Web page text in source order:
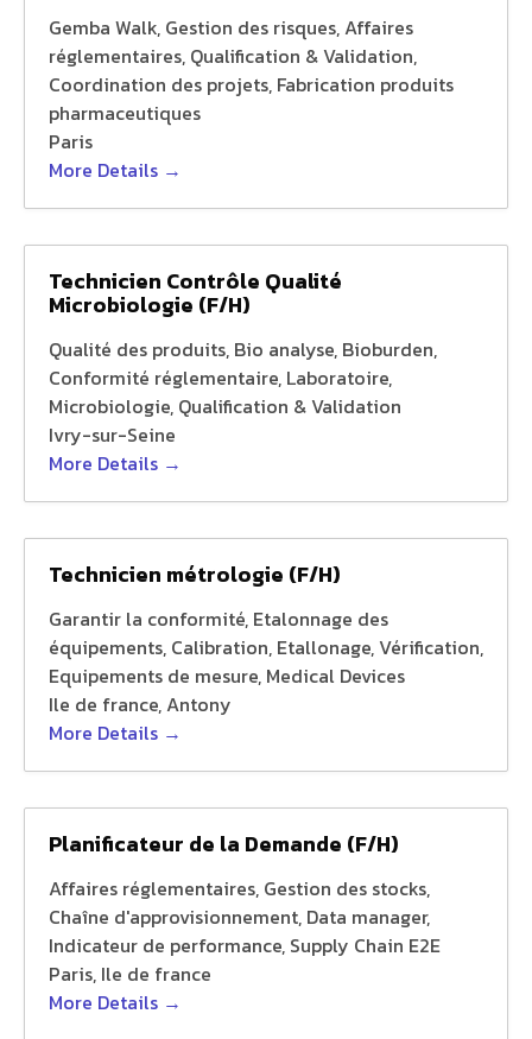
Gemba Walk Gestion des risques Affaires
réglementaires Qualification & Validation
Coordination des projets Fabrication produits
pharmaceutiques
Paris
More Details
Technicien Contrôle Qualité
Microbiologie (F/H)
Qualité des produits Bio analyse Bioburden
Conformité réglementaire Laboratoire
Microbiologie Qualification & Validation
Ivry-sur-Seine
More Details
Technicien métrologie (F/H)
Garantir la conformité Etalonnage des
équipements Calibration Etallonage Vérification
Equipements de mesure Medical Devices
Ile de france Antony
More Details
Planificateur de la Demande (F/H)
Affaires réglementaires Gestion des stocks
Chaîne d'approvisionnement Data manager
Indicateur de performance Supply Chain E2E
Paris Ile de france
More Details